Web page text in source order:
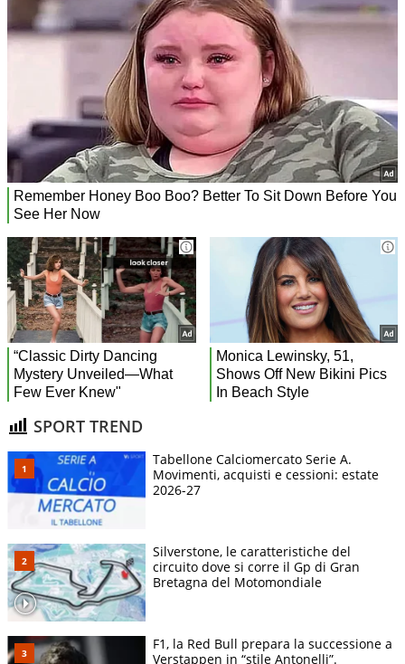
SPORT TREND
Tabellone Calciomercato Serie A.
Movimenti, acquisti e cessioni: estate
2026-27
Silverstone, le caratteristiche del
circuito dove si corre il Gp di Gran
Bretagna del Motomondiale
F1, la Red Bull prepara la successione a
Verstappen in “stile Antonelli”.